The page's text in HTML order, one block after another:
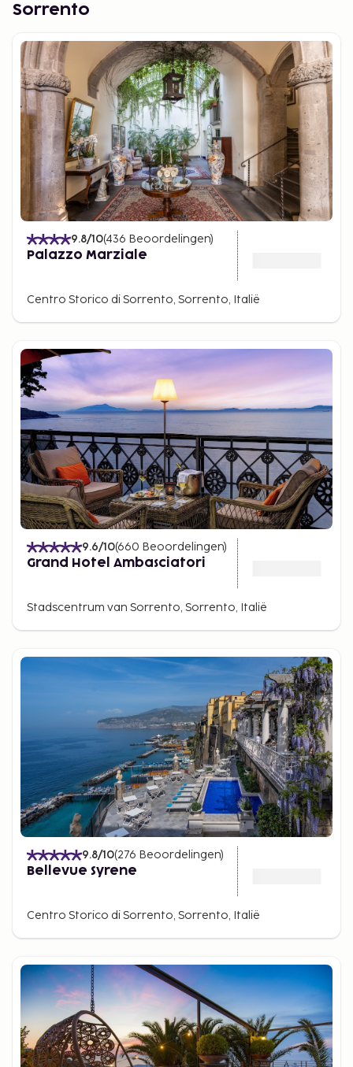
Sorrento
9.8/10(436 Beoordelingen)
Palazzo Marziale
Centro Storico di Sorrento, Sorrento, Italië
9.6/10(660 Beoordelingen)
Grand Hotel Ambasciatori
Stadscentrum van Sorrento, Sorrento, Italië
9.8/10(276 Beoordelingen)
Bellevue Syrene
Centro Storico di Sorrento, Sorrento, Italië